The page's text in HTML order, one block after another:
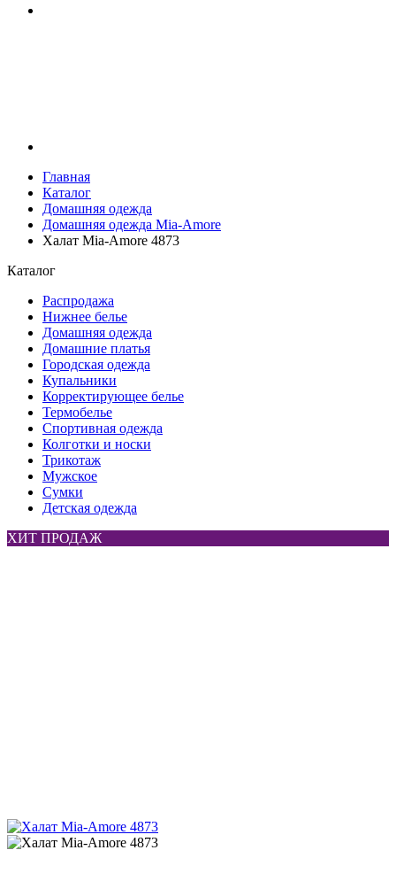
Главная
Каталог
Домашняя одежда
Домашняя одежда Mia-Amore
Халат Mia-Amore 4873
Каталог
Распродажа
Нижнее белье
Домашняя одежда
Домашние платья
Городская одежда
Купальники
Корректирующее белье
Термобелье
Спортивная одежда
Колготки и носки
Трикотаж
Мужское
Сумки
Детская одежда
ХИТ ПРОДАЖ